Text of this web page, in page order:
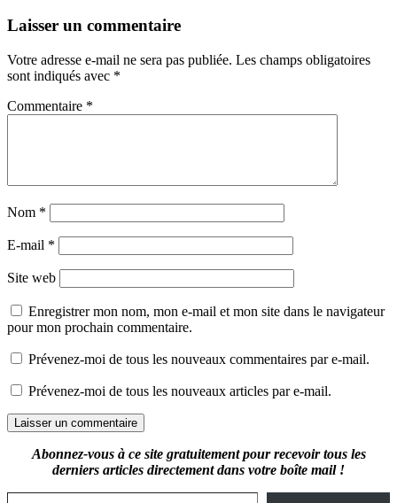
Laisser un commentaire
Votre adresse e-mail ne sera pas publiée. Les champs obligatoires
sont indiqués avec *
Commentaire *
Nom *
E-mail *
Site web
Enregistrer mon nom, mon e-mail et mon site dans le navigateur
pour mon prochain commentaire.
Prévenez-moi de tous les nouveaux commentaires par e-mail.
Prévenez-moi de tous les nouveaux articles par e-mail.
Abonnez-vous à ce site gratuitement pour recevoir tous les
derniers articles directement dans votre boîte mail !
Saisissez votre adresse e-mail…